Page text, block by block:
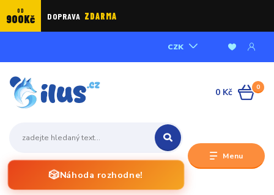
OD
900Kč DOPRAVA ZDARMA
Menu
CZK
🎲Náhoda rozhodne!
0
0 Kč